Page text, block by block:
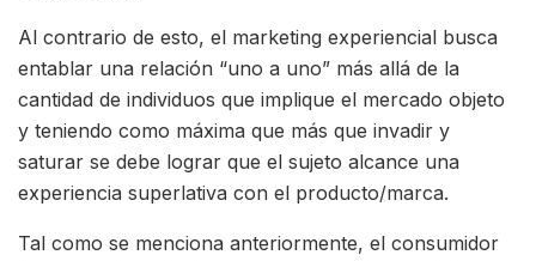
Al contrario de esto, el marketing experiencial busca
entablar una relación “uno a uno” más allá de la
cantidad de individuos que implique el mercado objeto
y teniendo como máxima que más que invadir y
saturar se debe lograr que el sujeto alcance una
experiencia superlativa con el producto/marca.
Tal como se menciona anteriormente, el consumidor